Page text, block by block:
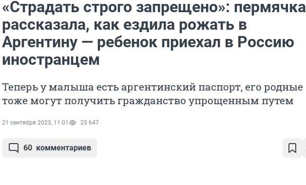
«Страдать строго запрещено»: пермячка
рассказала, как ездила рожать в
Аргентину — ребенок приехал в Россию
иностранцем
Теперь у малыша есть аргентинский паспорт, его родные
тоже могут получить гражданство упрощенным путем
21 сентября 2023, 11:01 25 647
60 комментариев